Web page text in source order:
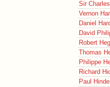
Sir
Vernon
Daniel
David
Robert
Thomas
Philippe
Richard
Paul